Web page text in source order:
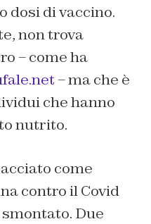
dosi di vaccino.
non trova
– come ha
– ma che è
che hanno
nutrito.
come
contro il Covid
Due